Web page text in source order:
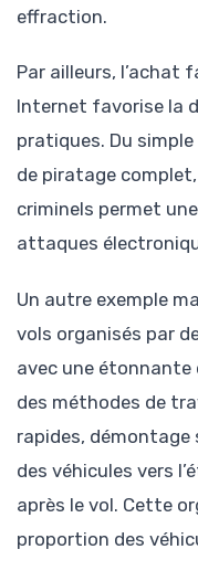
effraction.
Par ailleurs, l’achat
Internet favorise la
pratiques. Du
de piratage
criminels permet
attaques
Un autre exemple
vols organisés par
avec une étonnante
des méthodes de
rapides,
des véhicules vers
après le vol. Cette
proportion des